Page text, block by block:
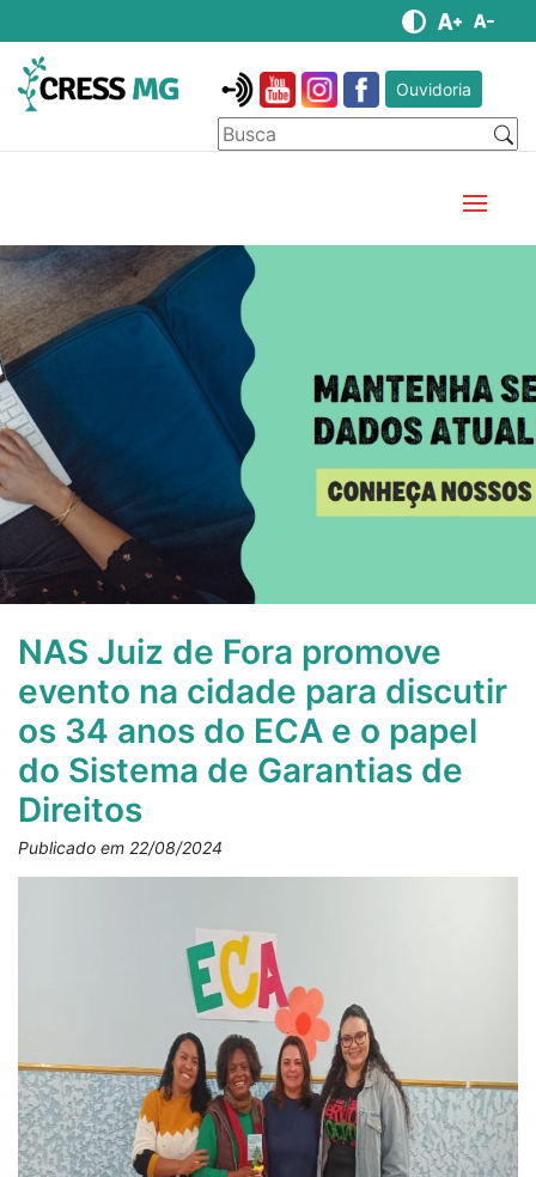
Ouvidoria
NAS Juiz de Fora promove
evento na cidade para discutir
os 34 anos do ECA e o papel
do Sistema de Garantias de
Direitos
Publicado em 22/08/2024